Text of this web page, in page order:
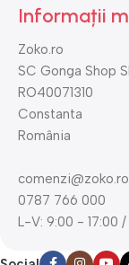
Informații
Zoko.ro
SC Gonga Shop
RO40071310
Constanta
România
comenzi@zoko.ro
0787 766 000
L-V: 9:00 - 17:00